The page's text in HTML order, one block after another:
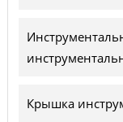
Крышка